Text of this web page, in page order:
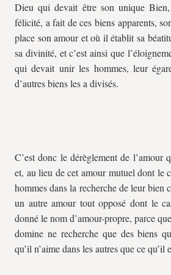
Dieu qui devait être son unique
félicité, a fait de ces biens apparents,
place son amour et où il établit sa
sa divinité, et c’est ainsi que
qui devait unir les hommes, leur
d’autres biens les a divisés.
C’est donc le dérèglement de l’amour
et, au lieu de cet amour mutuel dont le
hommes dans la recherche de leur bien
un autre amour tout opposé dont le
donné le nom d’amour-propre, parce
domine ne recherche que des biens
qu’il n’aime dans les autres que ce